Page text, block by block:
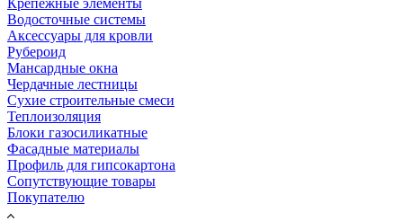
Крепежные элементы
Водосточные системы
Аксессуары для кровли
Рубероид
Мансардные окна
Чердачные лестницы
Сухие строительные смеси
Теплоизоляция
Блоки газосиликатные
Фасадные материалы
Профиль для гипсокартона
Сопутствующие товары
Покупателю